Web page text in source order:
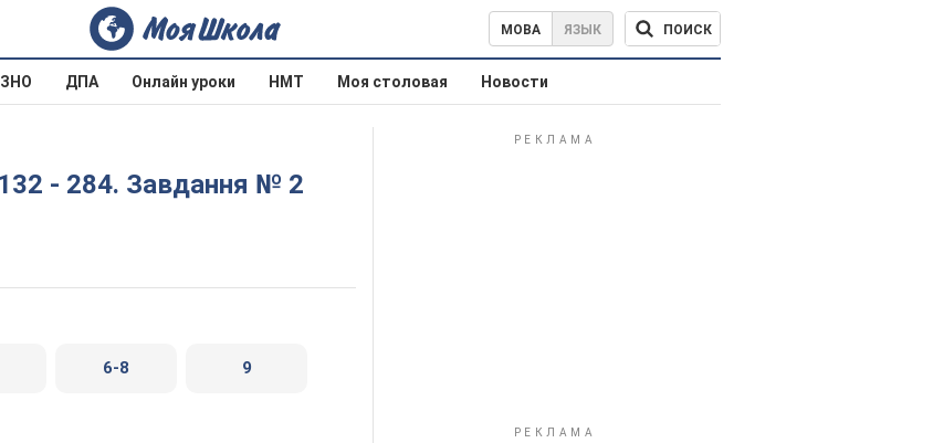
МОВА ЯЗЫК ПОИСК
ЗНО ДПА Онлайн уроки НМТ Моя столовая Новости
6-8 9